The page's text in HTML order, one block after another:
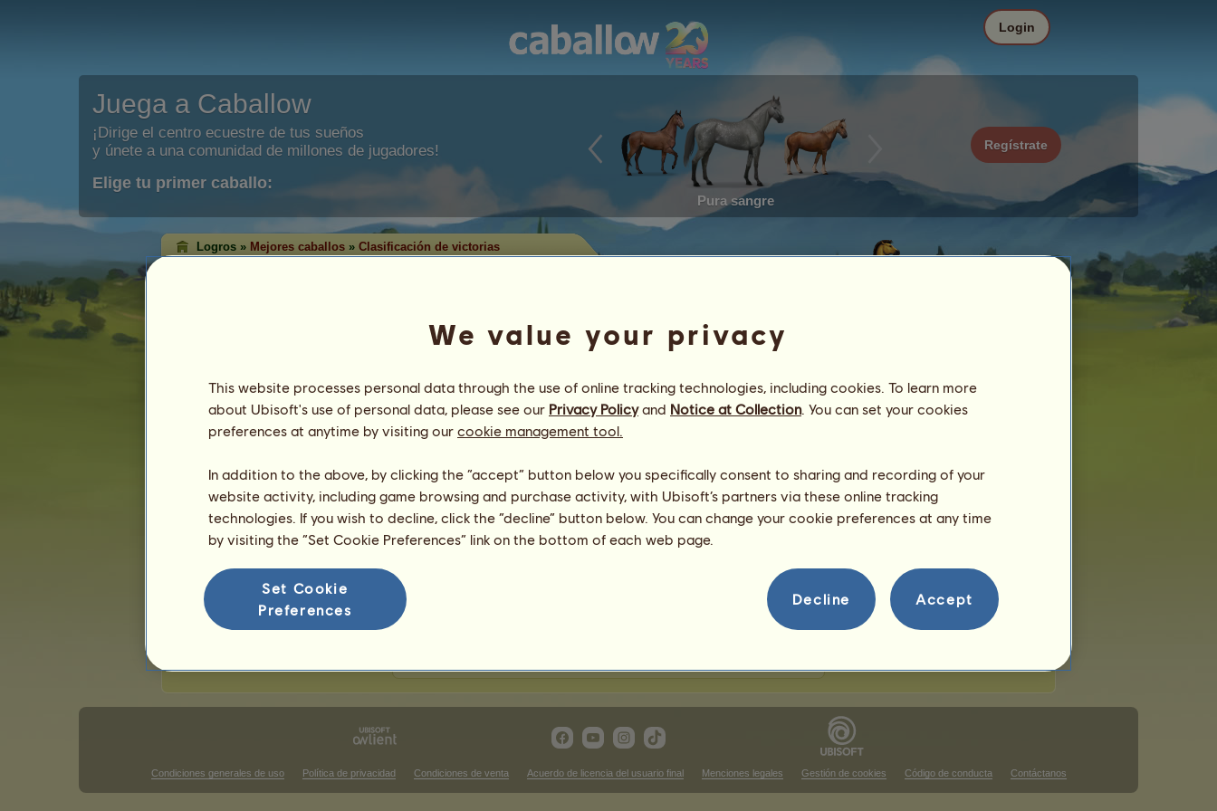
Juega a Caballow
¡Dirige el centro ecuestre de tus sueños
y únete a una comunidad de millones de jugadores!
Elige tu primer caballo:
Pura sangre
Regístrate
Login
Logros » Mejores caballos » Clasificación de victorias
Las clasificaciones de victorias muestran a los caballos que han ganado
un número mayor de títulos en cada disciplina. Bastante a menudo, ¡los
Esta clasificación se actualiza cada noche. Tan solo se guardan los caballos con
registros de logros significativos.
Última actualización: 7 Agosto 2026.
Competiciones de Monta Clásica Competiciones de Monta Western
Victorias en barrel racing Victorias en cutting
Victorias en trail class
No hay nada que mostrar en esta clasificación. No hay nada que mostrar en esta clasificación.
Victorias en western pleasure
Condiciones generales de uso Política de privacidad Condiciones de venta Acuerdo de licencia del usuario final Menciones legales Gestión de cookies Código de conducta Contáctanos
We value your privacy
This website processes personal data through the use of online tracking technologies, including cookies. To learn more
about Ubisoft's use of personal data, please see our Privacy Policyand Notice at Collection. You can set your cookies
preferences at anytime by visiting our cookie management tool.
In addition to the above, by clicking the “accept” button below you specifically consent to sharing and recording of your
website activity, including game browsing and purchase activity, with Ubisoft’s partners via these online tracking
technologies. If you wish to decline, click the “decline” button below. You can change your cookie preferences at any time
by visiting the “Set Cookie Preferences” link on the bottom of each web page.
Set Cookie
Preferences
Decline Accept